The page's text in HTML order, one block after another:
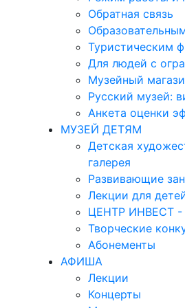
Обратная связь
Туристическим
Для людей с
Музейный
Русский музей:
Анкета оценки
МУЗЕЙ ДЕТЯМ
Детская
галерея
Развивающие
Лекции для
ЦЕНТР ИНВЕСТ -
Творческие
Абонементы
АФИША
Лекции
Концерты